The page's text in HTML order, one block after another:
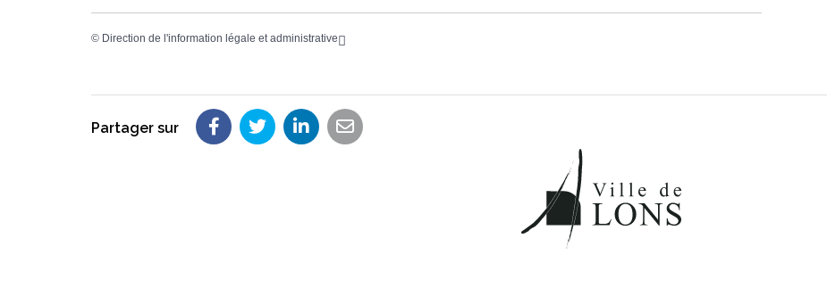
© Direction de l'information légale et administrative
Partager sur Partager sur Facebook
Partager sur Twitter
Partager sur LinkedIn
Partager par email